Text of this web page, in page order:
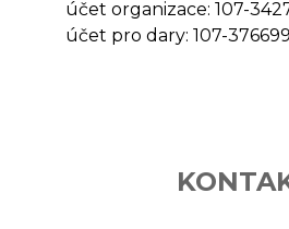
účet organizace: 107-
účet pro dary: 107-